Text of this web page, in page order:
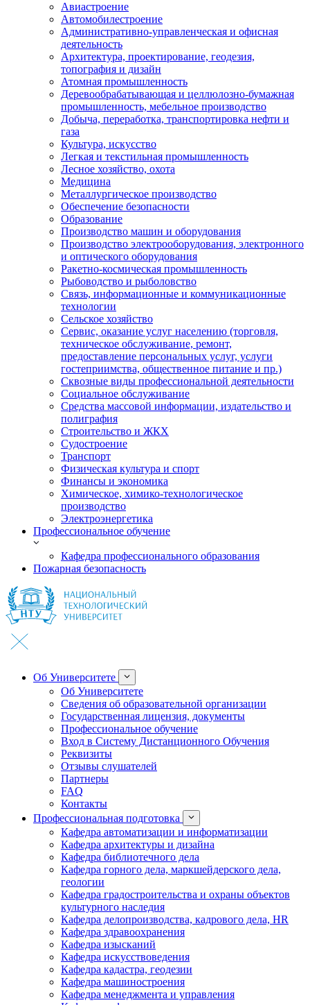
Авиастроение
Автомобилестроение
Административно-управленческая и офисная
деятельность
Архитектура, проектирование, геодезия,
топография и дизайн
Атомная промышленность
Деревообрабатывающая и целлюлозно-бумажная
промышленность, мебельное производство
Добыча, переработка, транспортировка нефти и
газа
Культура, искусство
Легкая и текстильная промышленность
Лесное хозяйство, охота
Медицина
Металлургическое производство
Обеспечение безопасности
Образование
Производство машин и оборудования
Производство электрооборудования, электронного
и оптического оборудования
Ракетно-космическая промышленность
Рыбоводство и рыболовство
Связь, информационные и коммуникационные
технологии
Сельское хозяйство
Сервис, оказание услуг населению (торговля,
техническое обслуживание, ремонт,
предоставление персональных услуг, услуги
гостеприимства, общественное питание и пр.)
Сквозные виды профессиональной деятельности
Социальное обслуживание
Средства массовой информации, издательство и
полиграфия
Строительство и ЖКХ
Судостроение
Транспорт
Физическая культура и спорт
Финансы и экономика
Химическое, химико-технологическое
производство
Электроэнергетика
Профессиональное обучение
Кафедра профессионального образования
Пожарная безопасность
Об Университете
Об Университете
Сведения об образовательной организации
Государственная лицензия, документы
Профессиональное обучение
Вход в Систему Дистанционного Обучения
Реквизиты
Отзывы слушателей
Партнеры
FAQ
Контакты
Профессиональная подготовка
Кафедра автоматизации и информатизации
Кафедра архитектуры и дизайна
Кафедра библиотечного дела
Кафедра горного дела, маркшейдерского дела,
геологии
Кафедра градостроительства и охраны объектов
культурного наследия
Кафедра делопроизводства, кадрового дела, HR
Кафедра здравоохранения
Кафедра изысканий
Кафедра искусствоведения
Кафедра кадастра, геодезии
Кафедра машиностроения
Кафедра менеджмента и управления